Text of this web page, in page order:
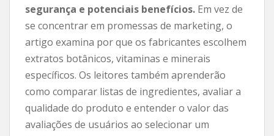
segurança e potenciais benefícios. Em vez de
se concentrar em promessas de marketing, o
artigo examina por que os fabricantes escolhem
extratos botânicos, vitaminas e minerais
específicos. Os leitores também aprenderão
como comparar listas de ingredientes, avaliar a
qualidade do produto e entender o valor das
avaliações de usuários ao selecionar um